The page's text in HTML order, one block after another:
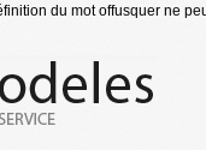
du mot offusquer ne